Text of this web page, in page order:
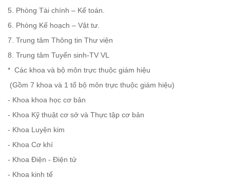
5. Phòng Tài chính – Kế toán.
6. Phòng Kế hoạch – Vật tư.
7. Trung tâm Thông tin Thư viện
8. Trung tâm Tuyển sinh-TV VL
* Các khoa và bộ môn trực thuộc giám hiệu
(Gồm 7 khoa và 1 tổ bộ môn trực thuộc giám hiệu)
- Khoa khoa học cơ bản
- Khoa Kỹ thuật cơ sở và Thực tập cơ bản
- Khoa Luyện kim
- Khoa Cơ khí
- Khoa Điện - Điện tử
- Khoa kinh tế